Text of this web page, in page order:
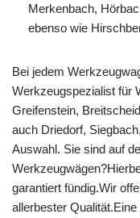
Merkenbach,
ebenso wie
Bei jedem
Werkzeugspezialist für
Greifenstein,
auch Driedorf,
Auswahl. Sie sind auf
garantiert fündig.Wir
allerbester